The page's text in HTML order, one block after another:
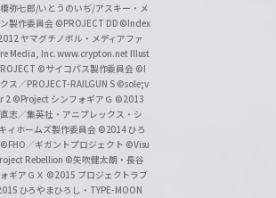
弥七郎/いとうのいぢ/アスキー・メ
製作委員会 ©PROJECT DD ©Index
ヤマグチノボル・メディアファ
Media, Inc. www.crypton.net Illust
©サイコパス製作委員会 ©I
ス／PROJECT-RAILGUN S ©sole;v
2 ©Project シンフォギアＧ ©2013
志／集英社・アニプレックス・シ
ィホームズ製作委員会 ©2014 ひろ
©FHO／ギガントプロジェクト ©Visu
Rebellion ©矢吹健太朗・長谷
ギアＧＸ ©2015 プロジェクトラブ
ひろやまひろし・TYPE-MOON